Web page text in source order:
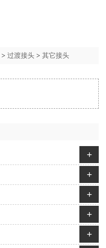
> 过渡接头 > 其它接头
+
+
+
+
+